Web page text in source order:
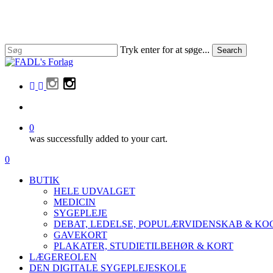
content
Tryk enter for at søge... Search
Close
facebook
linkedin
instagram
0
was successfully added to your cart.
Menu
search
0
BUTIK
HELE UDVALGET
MEDICIN
SYGEPLEJE
DEBAT, LEDELSE, POPULÆRVIDENSKAB &
GAVEKORT
PLAKATER, STUDIETILBEHØR & KORT
LÆGEREOLEN
DEN DIGITALE SYGEPLEJESKOLE